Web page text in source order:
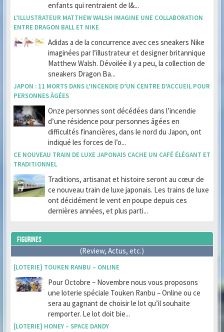
enfants qui rentraient de l&...
L’ILLUSTRATEUR MATTHEW WALSH IMAGINE UNE COLLABORATION
ENTRE DRAGON BALL ET NIKE
Adidas a de la concurrence avec ces sneakers Nike
imaginées par l’illustrateur et designer britannique
Matthew Walsh. Dévoilée il y a peu, la collection de
sneakers Dragon Ba...
JAPON : 11 MORTS DANS L’INCENDIE D’UN CENTRE D’ACCUEIL POUR
PERSONNES ÂGÉES
Onze personnes sont décédées dans l’incendie
d’une résidence pour personnes âgées en
difficultés financières, dans le nord du Japon, ont
indiqué les forces de l’o...
CE NOUVEAU TRAIN DE LUXE JAPONAIS CACHE UN CAFÉ ÉLÉGANT ET
TRADITIONNEL
Traditions, artisanat et histoire seront au cœur de
ce nouveau train de luxe japonais. Les trains de luxe
ont décidément le vent en poupe depuis ces
dernières années, et plus parti...
FIGURINES
(Review, Actus, etc.)
[LOTERIE] TOUKEN RANBU – ONLINE
Pour Octobre ~ Novembre nous vous proposons
une loterie spéciale Touken Ranbu – Online ou ce
sera au gagnant de choisir le lot qu’il souhaite
remporter. Le lot doit bie...
[LOTERIE] HONEY – SPACE DANDY